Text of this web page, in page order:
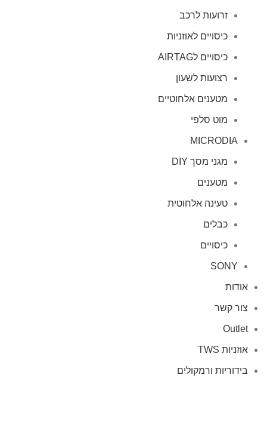
זרועות לרכב
כיסויים לאוזניות
כיסויים לAIRTAG
רצועות לשעון
מטענים אלחוטיים
מוט סלפי
MICRODIA
מגני מסך DIY
מטענים
טעינה אלחוטית
כבלים
כיסויים
SONY
אודות
צור קשר
Outlet
אוזניות TWS
בידוריות ורמקולים